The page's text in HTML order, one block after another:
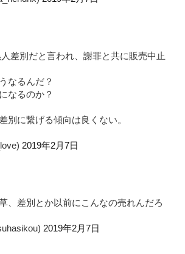
差別だと言われ、謝罪と共に販売中止
なるんだ？
なるのか？
別に繋げる傾向は良くない。
2019年2月7日
、差別とか以前にこんなの売れんだろ
2019年2月7日